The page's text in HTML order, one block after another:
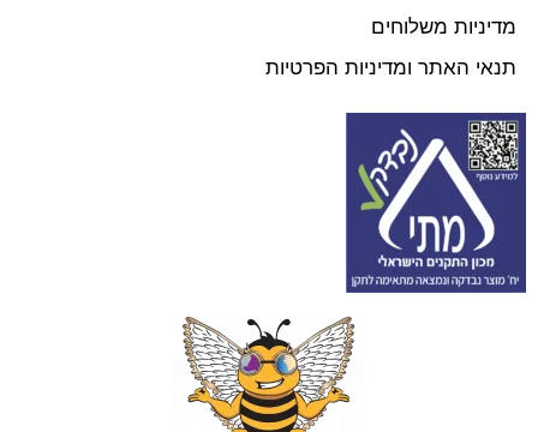
מדיניות משלוחים
תנאי האתר ומדיניות הפרטיות